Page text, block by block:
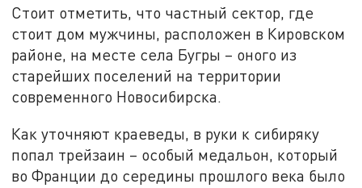
Стоит отметить, что частный сектор, где
стоит дом мужчины, расположен в Кировском
районе, на месте села Бугры – оного из
старейших поселений на территории
современного Новосибирска.
Как уточняют краеведы, в руки к сибиряку
попал трейзаин – особый медальон, который
во Франции до середины прошлого века было